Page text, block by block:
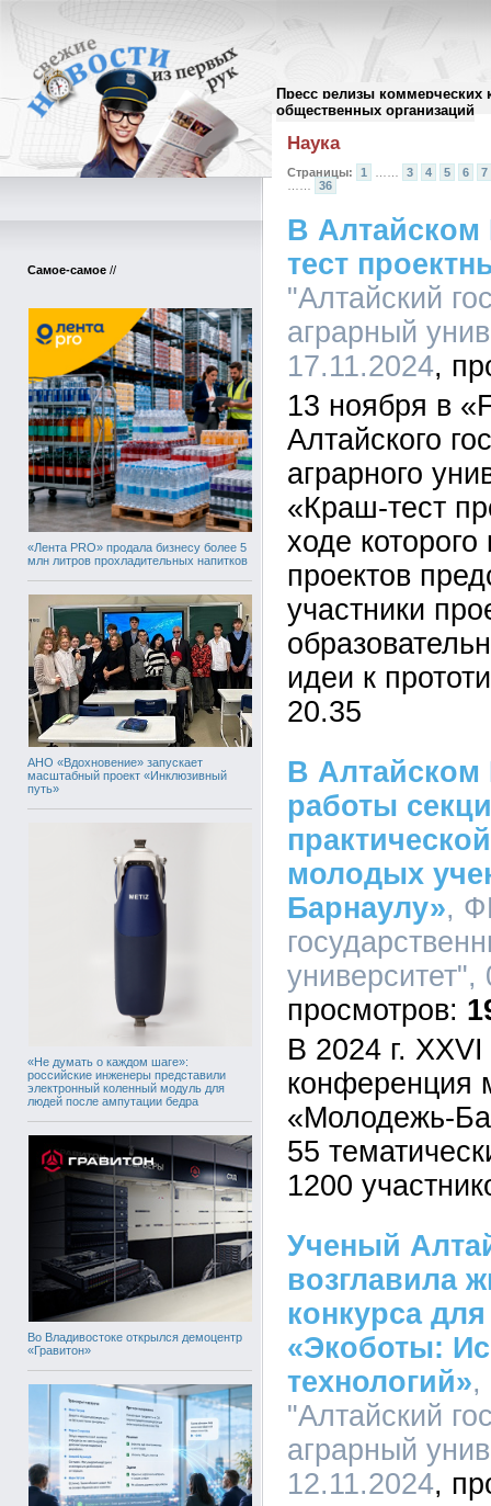
Пресс релизы коммерческих
общественных организаций
Самое-самое //
«Лента PRO» продала бизнесу более 5
млн литров прохладительных напитков
АНО «Вдохновение» запускает
масштабный проект «Инклюзивный
путь»
«Не думать о каждом шаге»:
российские инженеры представили
электронный коленный модуль для
людей после ампутации бедра
Во Владивостоке открылся демоцентр
«Гравитон»
Архив пресс-релизов//
Наука
Страницы: 1 3 4 5 6
7
36
В Алтайском
тест
"Алтайский
аграрный
17.11.2024
13 ноября в
Алтайского
аграрного
«Краш-тест
ходе
проектов
участники
идеи к
20.35
В Алтайском
работы
молодых
Барнаулу»,
В 2024 г.
конференция
«Молодежь-
55
1200
Ученый
возглавила
конкурса
«Экоботы:
технологий»,
"Алтайский
аграрный
12.11.2024